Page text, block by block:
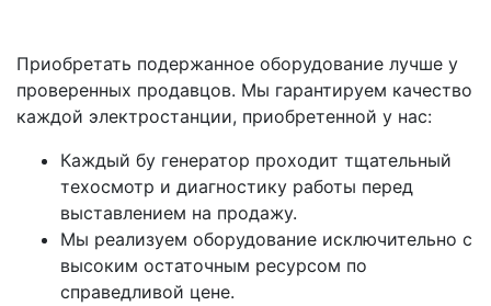
Приобретать подержанное оборудование лучше у
проверенных продавцов. Мы гарантируем качество
каждой электростанции, приобретенной у нас:
Каждый бу генератор проходит тщательный
техосмотр и диагностику работы перед
выставлением на продажу.
Мы реализуем оборудование исключительно с
высоким остаточным ресурсом по
справедливой цене.